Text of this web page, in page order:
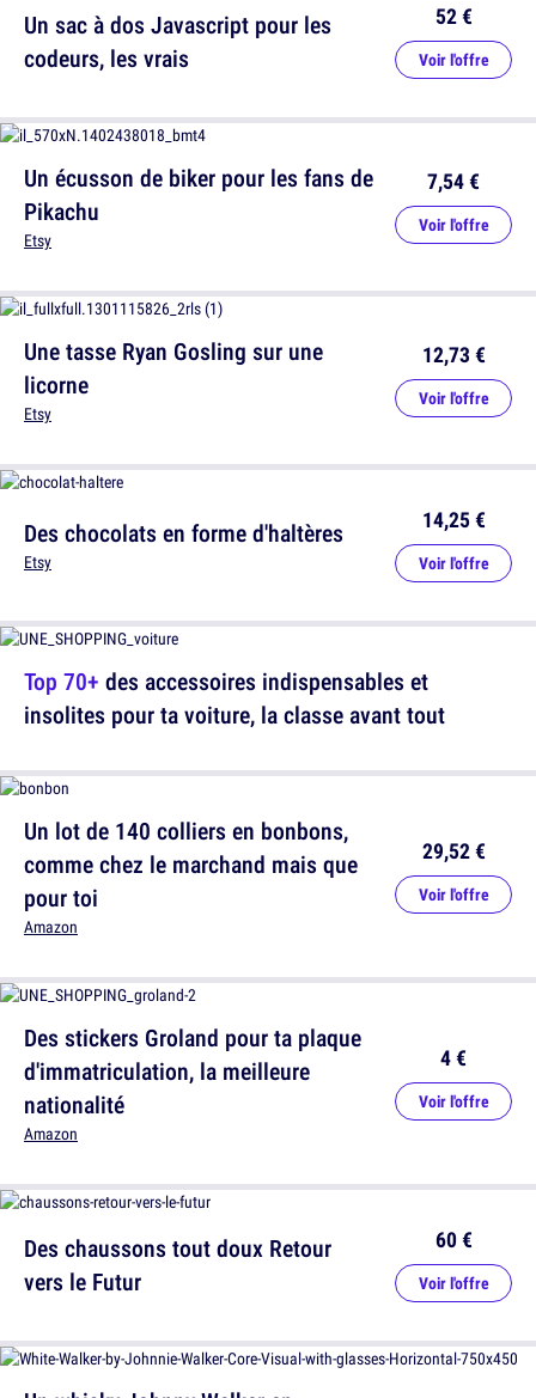
Un écusson de biker pour les fans de
Pikachu
Etsy
7,54 €
Voir l'offre
Une tasse Ryan Gosling sur une
licorne
Etsy
12,73 €
Voir l'offre
Top 70+ des accessoires indispensables et
insolites pour ta voiture, la classe avant tout
Des stickers Groland pour ta plaque
d'immatriculation, la meilleure
nationalité
Amazon
4 €
Voir l'offre
Un sac à dos Javascript pour les
codeurs, les vrais
52 €
Voir l'offre
Des chocolats en forme d'haltères
Etsy
14,25 €
Voir l'offre
Un lot de 140 colliers en bonbons,
comme chez le marchand mais que
pour toi
Amazon
29,52 €
Voir l'offre
Des chaussons tout doux Retour
vers le Futur
60 €
Voir l'offre